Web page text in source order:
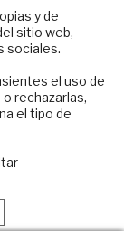
Política
Cookies
y de
sitio web,
sociales.
el uso de
rechazarlas,
el tipo de
y